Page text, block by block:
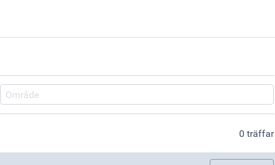
Område
0 träffar